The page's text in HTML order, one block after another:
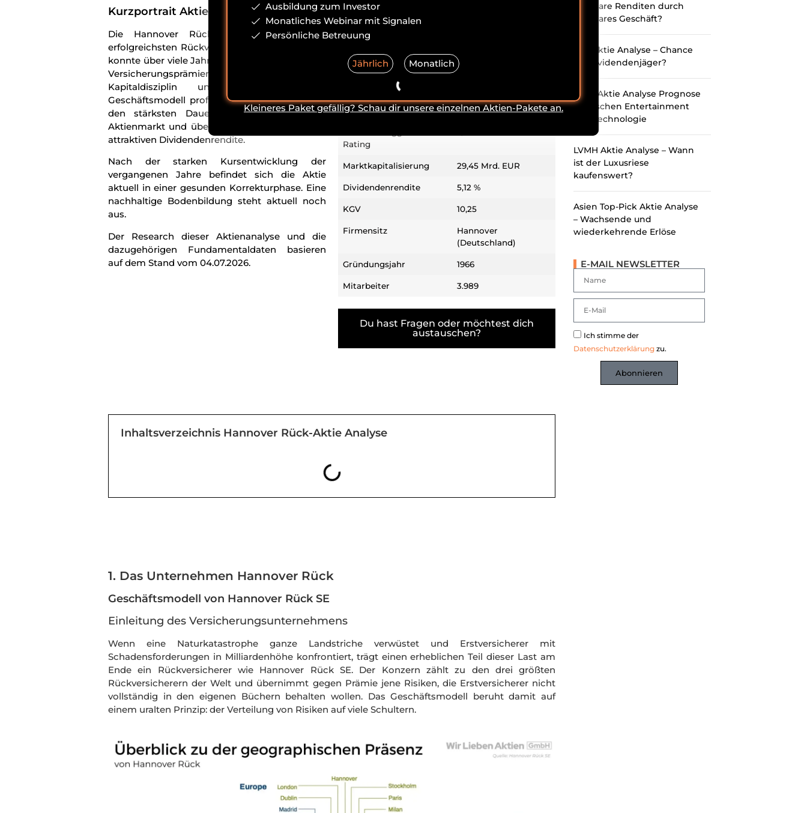
Kurzportrait Aktienanalyse
Die Hannover Rück SE gehört zu den
erfolgreichsten Rückversicherern der Welt und
konnte über viele Jahre hinweg von steigenden
Versicherungsprämien, einer hohen
Kapitaldisziplin und einem robusten
Geschäftsmodell profitieren. Die Aktie zählt zu
den stärksten Dauerläufern am deutschen
Aktienmarkt und überzeugt zugleich mit einer
attraktiven Dividendenrendite.
Nach der starken Kursentwicklung der
vergangenen Jahre befindet sich die Aktie
aktuell in einer gesunden Korrekturphase. Eine
nachhaltige Bodenbildung steht aktuell noch
aus.
Der Research dieser Aktienanalyse und die
dazugehörigen Fundamentaldaten basieren
auf dem Stand vom 04.07.2026.
WKN/ISIN
Branche
Peter Lynch Einordnung Slow Grower
Technisches WLA-Rating ?/10
Rating
Marktkapitalisierung 29,45 Mrd. EUR
Dividendenrendite 5,12 %
KGV 10,25
Firmensitz
Hannover
(Deutschland)
Gründungsjahr 1966
Mitarbeiter 3.989
Du hast Fragen oder möchtest dich
austauschen?
Inhaltsverzeichnis Hannover Rück-Aktie Analyse
1. Das Unternehmen Hannover Rück
Geschäftsmodell von Hannover Rück SE
Einleitung des Versicherungsunternehmens
Wenn eine Naturkatastrophe ganze Landstriche verwüstet und Erstversicherer mit
Schadensforderungen in Milliardenhöhe konfrontiert, trägt einen erheblichen Teil dieser Last am
Ende ein Rückversicherer wie Hannover Rück SE. Der Konzern zählt zu den drei größten
Rückversicherern der Welt und übernimmt gegen Prämie jene Risiken, die Erstversicherer nicht
vollständig in den eigenen Büchern behalten wollen. Das Geschäftsmodell beruht damit auf
einem uralten Prinzip: der Verteilung von Risiken auf viele Schultern.
Planbare Renditen durch
planbares Geschäft?
Sixt Aktie Analyse – Chance
für Dividendenjäger?
Sony Aktie Analyse Prognose
– Zwischen Entertainment
und Technologie
LVMH Aktie Analyse – Wann
ist der Luxusriese
kaufenswert?
Asien Top-Pick Aktie Analyse
– Wachsende und
wiederkehrende Erlöse
E-MAIL NEWSLETTER
Ich stimme der
Datenschutzerklärung zu.
Abonnieren
Ausbildung zum Investor
Monatliches Webinar mit Signalen
Persönliche Betreuung
Jährlich Monatlich
Kleineres Paket gefällig? Schau dir unsere einzelnen Aktien-Pakete an.